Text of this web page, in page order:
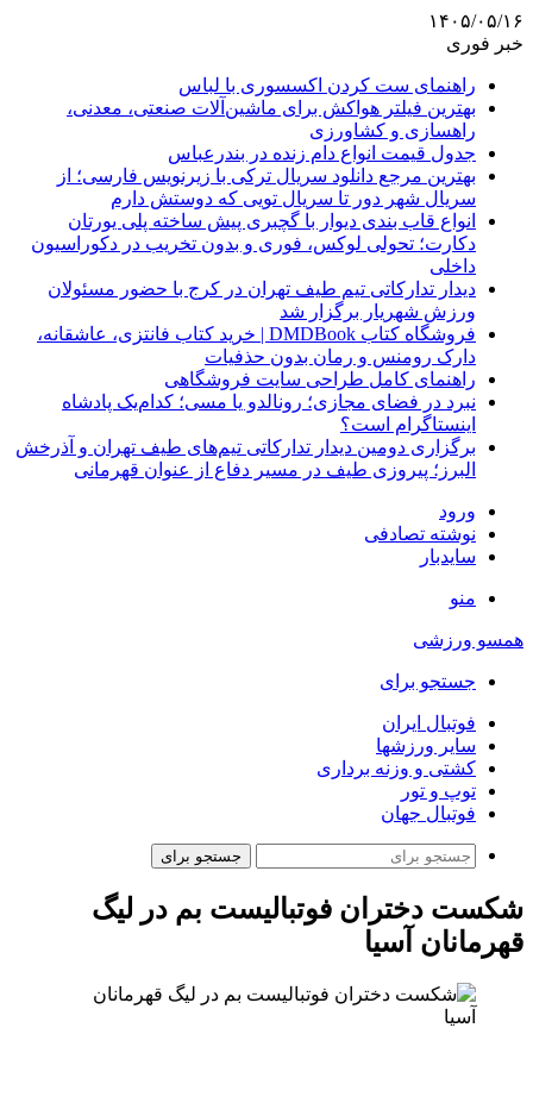
۱۴۰۵/۰۵/۱۶
خبر فوری
راهنمای ست کردن اکسسوری با لباس
بهترین فیلتر هواکش برای ماشین‌آلات صنعتی، معدنی،
راهسازی و کشاورزی
جدول قیمت انواع دام زنده در بندرعباس
بهترین مرجع دانلود سریال ترکی با زیرنویس فارسی؛ از
سریال شهر دور تا سریال تویی که دوستش دارم
انواع قاب بندی دیوار با گچبری پیش ساخته پلی یورتان
دکارت؛ تحولی لوکس، فوری و بدون تخریب در دکوراسیون
داخلی
دیدار تدارکاتی تیم طیف تهران در کرج با حضور مسئولان
ورزش شهریار برگزار شد
فروشگاه کتاب DMDBook | خرید کتاب فانتزی، عاشقانه،
دارک رومنس و رمان بدون حذفیات
راهنمای کامل طراحی سایت فروشگاهی
نبرد در فضای مجازی؛ رونالدو یا مسی؛ کدام‌یک پادشاه
اینستاگرام است؟
برگزاری دومین دیدار تدارکاتی تیم‌های طیف تهران و آذرخش
البرز؛ پیروزی طیف در مسیر دفاع از عنوان قهرمانی
ورود
نوشته تصادفی
سایدبار
منو
همسو ورزشی
جستجو برای
فوتبال ایران
سایر ورزشها
کشتی و وزنه برداری
توپ و تور
فوتبال جهان
جستجو برای
شکست دختران فوتبالیست بم در لیگ
قهرمانان آسیا